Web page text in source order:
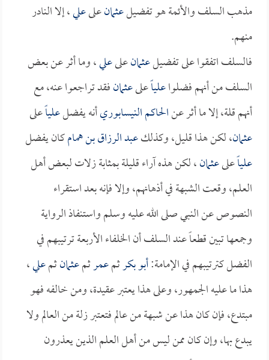
مذهب السلف والأئمة هو تفضيلعثمانعلىعلي، إلا النادر
منهم.
فالسلف اتفقوا على تفضيلعثمانعلىعلي، وما أثر عن بعض
السلف من أنهم فضلواعلياًعلىعثمانفقد تراجعوا عنه، مع
أنهم قلة، إلا ما أثر عنالحاكم النيسابوريأنه يفضلعلياًعلى
عثمان، لكن هذا قليل، وكذلكعبد الرزاق بن همامكان يفضل
علياًعلىعثمان، لكن هذه آراء قليلة بمثابة زلات لبعض أهل
العلم، وقعت الشبهة في أذهانهم، وإلا فإنه بعد استقراء
النصوص عن النبي صلى الله عليه وسلم واستنفاذ الرواية
وجمعها تبين قطعاً عند السلف أن الخلفاء الأربعة ترتيبهم في
الفضل كترتيبهم في الإمامة:أبو بكرثمعمرثمعثمانثمعلي،
هذا ما عليه الجمهور، وعلى هذا يعتبر عقيدة، ومن خالفه فهو
مبتدع، فإن كان هذا عن شبهة من عالم فتعتبر زلة من العالم ولا
يبدع بها، وإن كان ممن ليس من أهل العلم الذين يعذرون